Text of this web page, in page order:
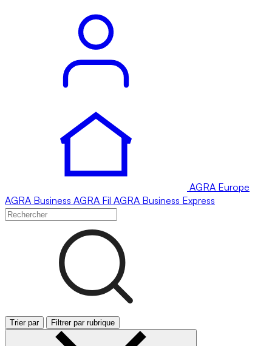
AGRA Europe
AGRA Business AGRA Fil AGRA Business Express
Trier par Filtrer par rubrique